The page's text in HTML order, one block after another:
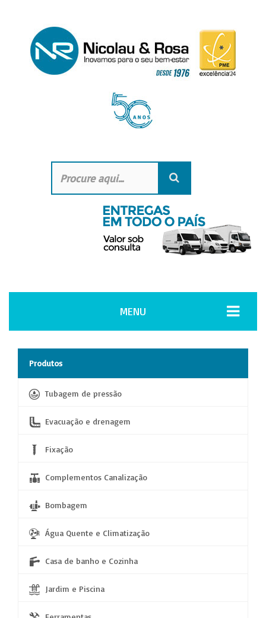
MENU
Produtos
Tubagem de pressão
Evacuação e drenagem
Fixação
Complementos Canalização
Bombagem
Água Quente e Climatização
Casa de banho e Cozinha
Jardim e Piscina